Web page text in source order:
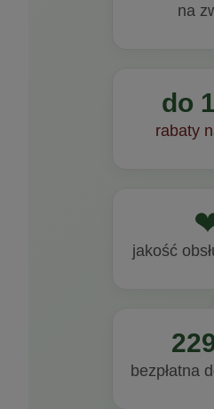
Bicaps C MAX
na
do
rabaty
jakość
bezpłatna